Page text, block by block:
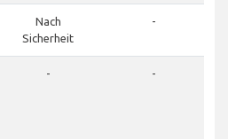
Nach
Sicherheit
-
- -